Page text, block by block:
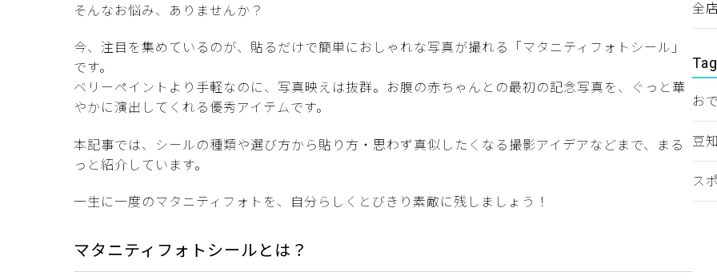
そんなお悩み、ありませんか？
今、注目を集めているのが、貼るだけで簡単におしゃれな写真が撮れる「マタニティフォトシール」
です。
ベリーペイントより手軽なのに、写真映えは抜群。お腹の赤ちゃんとの最初の記念写真を、ぐっと華
やかに演出してくれる優秀アイテムです。
本記事では、シールの種類や選び方から貼り方・思わず真似したくなる撮影アイデアなどまで、まる
っと紹介しています。
一生に一度のマタニティフォトを、自分らしくとびきり素敵に残しましょう！
マタニティフォトシールとは？
全
お
豆
ス